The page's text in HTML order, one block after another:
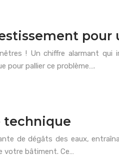
pour
! Un chiffre alarmant
pour pallier ce problème….
technique
de dégâts des eaux,
votre bâtiment. Ce…